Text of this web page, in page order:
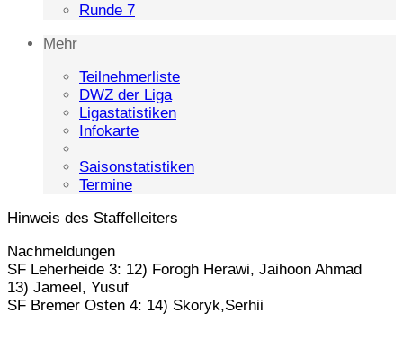
Runde 7
Mehr
Teilnehmerliste
DWZ der Liga
Ligastatistiken
Infokarte
Saisonstatistiken
Termine
Hinweis des Staffelleiters
Nachmeldungen
SF Leherheide 3: 12) Forogh Herawi, Jaihoon Ahmad
13) Jameel, Yusuf
SF Bremer Osten 4: 14) Skoryk,Serhii